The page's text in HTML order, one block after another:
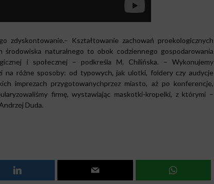
zdyskontowanie.– Kształtowanie zachowań proekologicznych
środowiska naturalnego to obok codziennego gospodarowania
i społecznej – podkreśla M. Chilińska. – Wykonujemy
na różne sposoby: od typowych, jak ulotki, foldery czy audycje
imprezach przygotowanychprzez miasto, aż po konferencje,
firmę, wystawiając maskotki-kropelki, z którymi –
Duda.